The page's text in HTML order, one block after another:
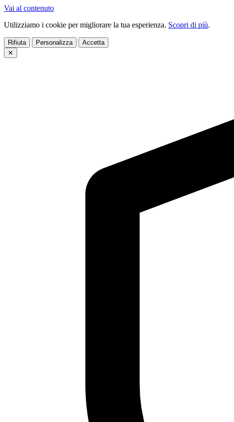
Vai al contenuto
Utilizziamo i cookie per migliorare la tua esperienza. Scopri di più.
Rifiuta Personalizza
Accetta
✕